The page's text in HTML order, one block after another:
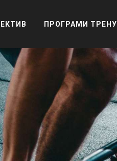
ПРОГРАМИ